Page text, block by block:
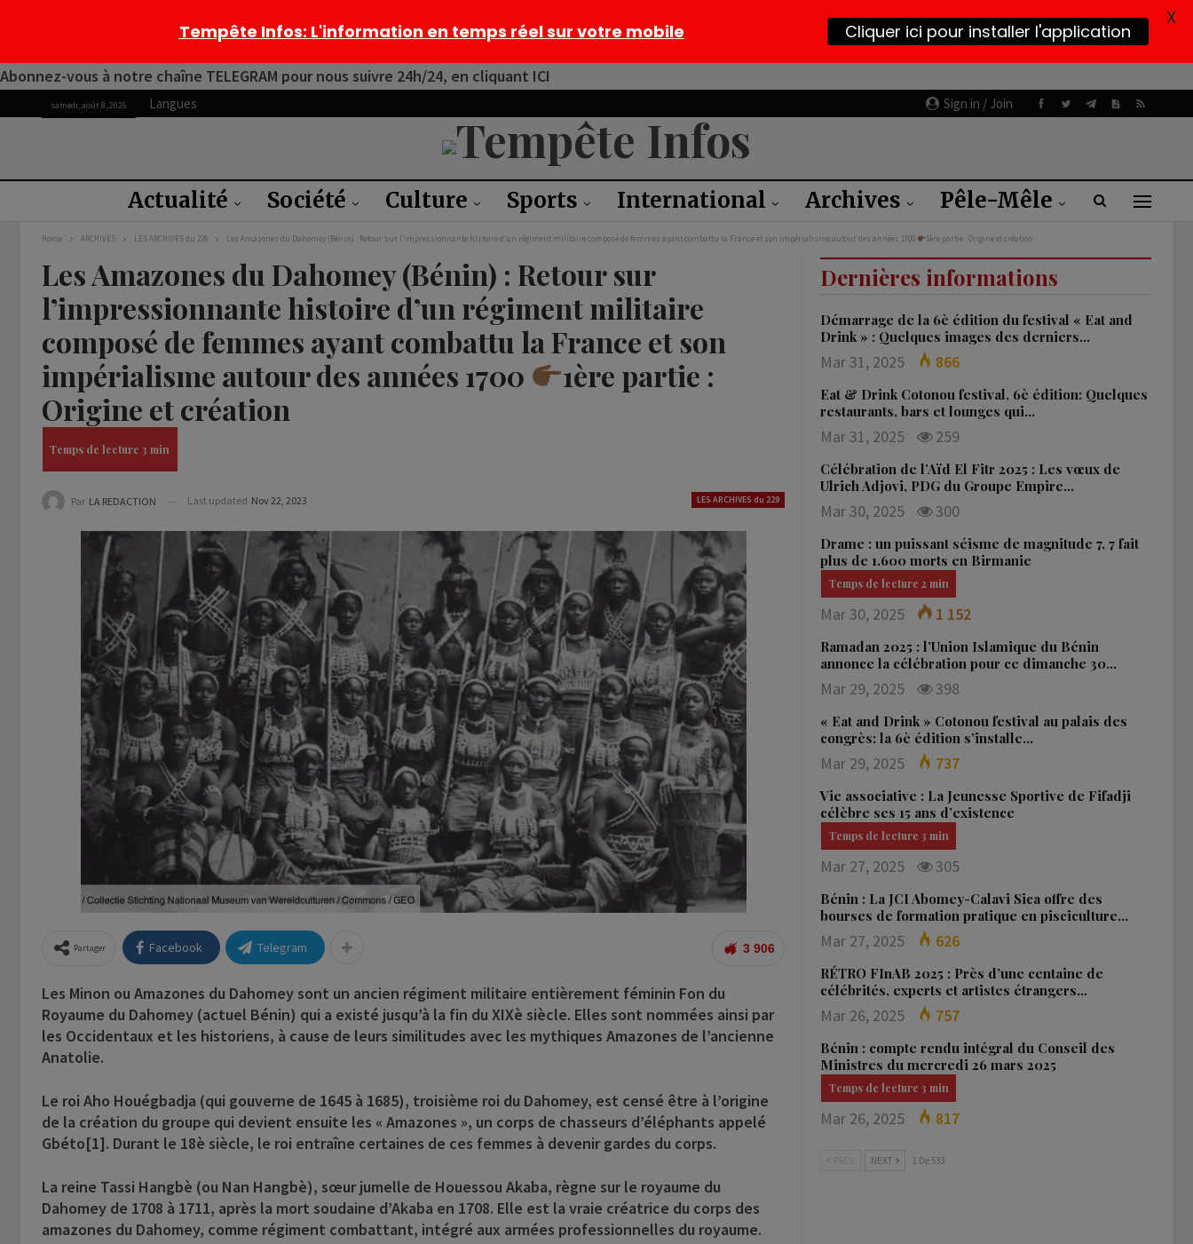
Abonnez-vous à notre chaîne TELEGRAM pour nous suivre 24h/24, en cliquant ICI
Sign in / Join
samedi, août 8, 2026 Langues
Actualité Société Culture Sports International Archives Pêle-Mêle
Home ARCHIVES LES ARCHIVES du 229 Les Amazones du Dahomey (Bénin) : Retour sur l’impressionnante histoire d’un régiment militaire composé de femmes ayant combattu la France et son impérialisme autour des années 1700 1ère partie : Origine et création
Les Amazones du Dahomey (Bénin) : Retour sur
l’impressionnante histoire d’un régiment militaire
composé de femmes ayant combattu la France et son
impérialisme autour des années 1700
1ère partie :
Origine et création
LES ARCHIVES du 229
Par LA REDACTION Last updated Nov 22, 2023
3 906
Partager Facebook Telegram
Les Minon ou Amazones du Dahomey sont un ancien régiment militaire entièrement féminin Fon du
Royaume du Dahomey (actuel Bénin) qui a existé jusqu’à la fin du XIXè siècle. Elles sont nommées ainsi par
les Occidentaux et les historiens, à cause de leurs similitudes avec les mythiques Amazones de l’ancienne
Anatolie.
Le roi Aho Houégbadja (qui gouverne de 1645 à 1685), troisième roi du Dahomey, est censé être à l’origine
de la création du groupe qui devient ensuite les « Amazones », un corps de chasseurs d’éléphants appelé
Gbéto[1]. Durant le 18è siècle, le roi entraîne certaines de ces femmes à devenir gardes du corps.
La reine Tassi Hangbè (ou Nan Hangbè), sœur jumelle de Houessou Akaba, règne sur le royaume du
Dahomey de 1708 à 1711, après la mort soudaine d’Akaba en 1708. Elle est la vraie créatrice du corps des
amazones du Dahomey, comme régiment combattant, intégré aux armées professionnelles du royaume.
Dernières informations
Démarrage de la 6è édition du festival « Eat and
Drink » : Quelques images des derniers…
Mar 31, 2025 866
Eat & Drink Cotonou festival, 6è édition: Quelques
restaurants, bars et lounges qui…
Mar 31, 2025 259
Célébration de l’Aïd El Fitr 2025 : Les vœux de
Ulrich Adjovi, PDG du Groupe Empire…
Mar 30, 2025 300
Drame : un puissant séisme de magnitude 7, 7 fait
plus de 1.600 morts en Birmanie
Mar 30, 2025 1 152
Ramadan 2025 : l’Union Islamique du Bénin
annonce la célébration pour ce dimanche 30…
Mar 29, 2025 398
« Eat and Drink » Cotonou festival au palais des
congrès: la 6è édition s’installe…
Mar 29, 2025 737
Vie associative : La Jeunesse Sportive de Fifadji
célèbre ses 15 ans d’existence
Mar 27, 2025 305
Bénin : La JCI Abomey-Calavi Sica offre des
bourses de formation pratique en pisciculture…
Mar 27, 2025 626
RÉTRO FInAB 2025 : Près d’une centaine de
célébrités, experts et artistes étrangers…
Mar 26, 2025 757
Bénin : compte rendu intégral du Conseil des
Ministres du mercredi 26 mars 2025
Mar 26, 2025 817
NEXT 1 De 533
Tempête Infos: L'information en temps réel sur votre mobile Cliquer ici pour installer l'application X